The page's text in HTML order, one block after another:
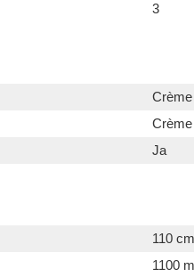
3
Crème
Crème
Ja
110 cm
1100